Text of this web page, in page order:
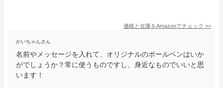
価格と在庫をAmazonでチェック >>
かいちゃんさん
名前やメッセージを入れて、オリジナルのボールペンはいか
がでしょうか？常に使うものですし、身近なものでいいと思
います！